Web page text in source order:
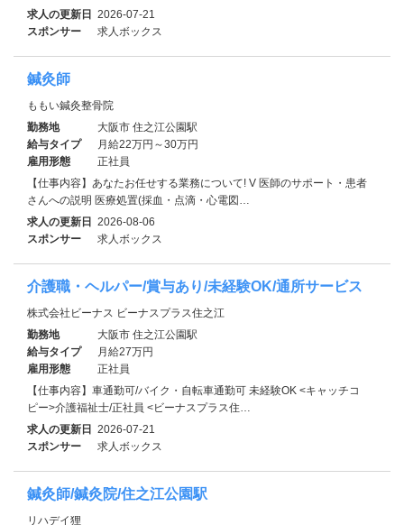
求人の更新日 2026-07-21
スポンサー
求人ボックス
鍼灸師
ももい鍼灸整骨院
勤務地
大阪市 住之江公園駅
給与タイプ
月給22万円～30万円
雇用形態
正社員
【仕事内容】あなたお任せする業務について! V 医師のサポート・患者
さんへの説明 医療処置(採血・点滴・心電図…
求人の更新日 2026-08-06
スポンサー
求人ボックス
介護職・ヘルパー/賞与あり/未経験OK/通所サービス
株式会社ビーナス ビーナスプラス住之江
勤務地
大阪市 住之江公園駅
給与タイプ
月給27万円
雇用形態
正社員
【仕事内容】車通勤可/バイク・自転車通勤可 未経験OK <キャッチコ
ピー>介護福祉士/正社員 <ビーナスプラス住…
求人の更新日 2026-07-21
スポンサー
求人ボックス
鍼灸師/鍼灸院/住之江公園駅
リハデイ狸